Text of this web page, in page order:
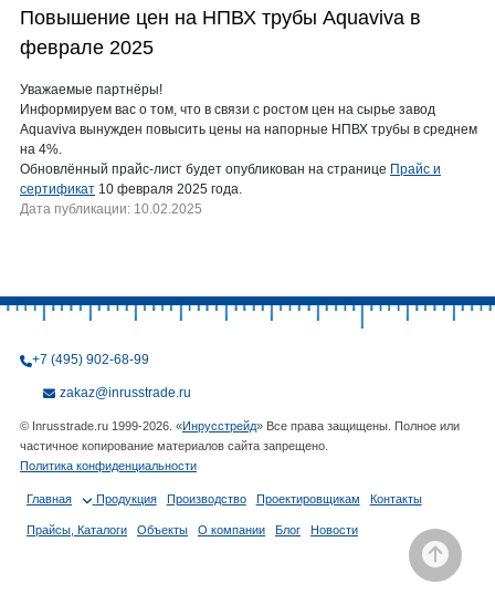
Повышение цен на НПВХ трубы Aquaviva в
феврале 2025
Уважаемые партнёры!
Информируем вас о том, что в связи с ростом цен на сырье завод
Aquaviva вынужден повысить цены на напорные НПВХ трубы в среднем
на 4%.
Обновлённый прайс-лист будет опубликован на странице Прайс и
сертификат 10 февраля 2025 года.
Дата публикации: 10.02.2025
+7 (495) 902-68-99
zakaz@inrusstrade.ru
© Inrusstrade.ru 1999-2026. «Инрусстрейд» Все права защищены. Полное или
частичное копирование материалов сайта запрещено.
Политика конфиденциальности
Главная Продукция Производство Проектировщикам Контакты
Прайсы, Каталоги Объекты О компании Блог Новости